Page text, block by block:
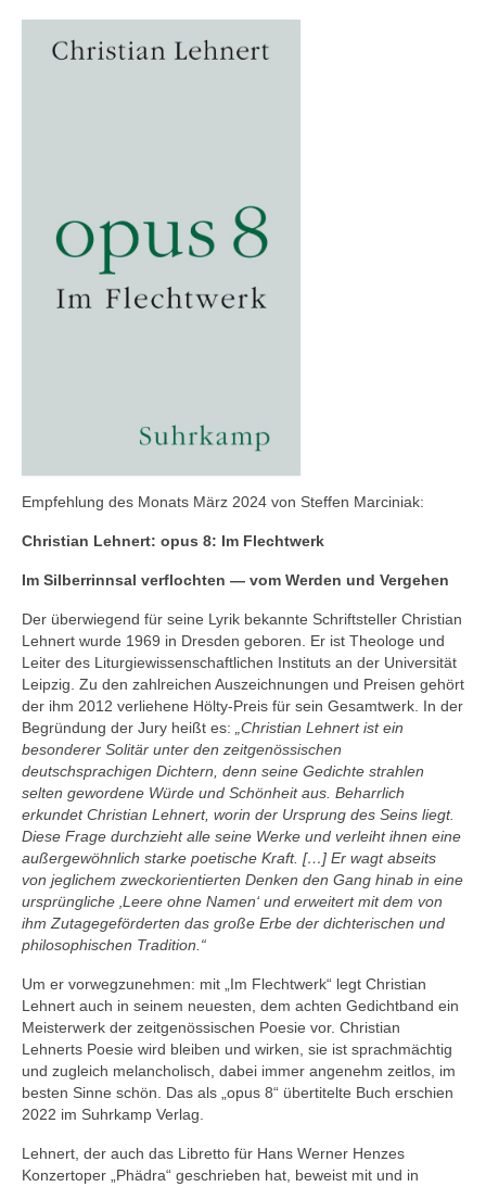
Neuerscheinungen von Mitgliedern
Mitglied werden
Empfehlung des Monats März 2024 von Steffen Marciniak:
Christian Lehnert: opus 8: Im Flechtwerk
Im Silberrinnsal verflochten — vom Werden und Vergehen
Der überwiegend für seine Lyrik bekannte Schriftsteller Christian
Lehnert wurde 1969 in Dresden geboren. Er ist Theologe und
Leiter des Liturgiewissenschaftlichen Instituts an der Universität
Leipzig. Zu den zahlreichen Auszeichnungen und Preisen gehört
der ihm 2012 verliehene Hölty-Preis für sein Gesamtwerk. In der
Begründung der Jury heißt es:
„Christian Lehnert ist ein
besonderer Solitär unter den zeitgenössischen
deutschsprachigen Dichtern, denn seine Gedichte strahlen
selten gewordene Würde und Schönheit aus. Beharrlich
erkundet Christian Lehnert, worin der Ursprung des Seins liegt.
Diese Frage durchzieht alle seine Werke und verleiht ihnen eine
außergewöhnlich starke poetische Kraft. […] Er wagt abseits
von jeglichem zweckorientierten Denken den Gang hinab in eine
ursprüngliche ‚Leere ohne Namen‘ und erweitert mit dem von
ihm Zutagegeförderten das große Erbe der dichterischen und
philosophischen Tradition.“
Um er vorwegzunehmen: mit „Im Flechtwerk“ legt Christian
Lehnert auch in seinem neuesten, dem achten Gedichtband ein
Meisterwerk der zeitgenössischen Poesie vor. Christian
Lehnerts Poesie wird bleiben und wirken, sie ist sprachmächtig
und zugleich melancholisch, dabei immer angenehm zeitlos, im
besten Sinne schön. Das als „opus 8“ übertitelte Buch erschien
2022 im Suhrkamp Verlag.
Lehnert, der auch das Libretto für Hans Werner Henzes
Konzertoper „Phädra“ geschrieben hat, beweist mit und in